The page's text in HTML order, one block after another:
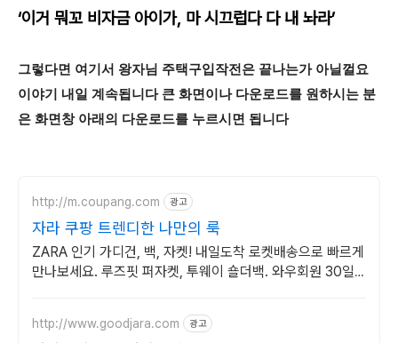
‘이거 뭐꼬 비자금 아이가, 마 시끄럽다 다 내 놔라’
그렇다면 여기서 왕자님 주택구입작전은 끝나는가 아닐껄요
이야기 내일 계속됩니다 큰 화면이나 다운로드를 원하시는 분
은 화면창 아래의 다운로드를 누르시면 됩니다
http://m.coupang.com 광고
자라 쿠팡 트렌디한 나만의 룩
ZARA 인기 가디건, 백, 자켓! 내일도착 로켓배송으로 빠르게
만나보세요. 루즈핏 퍼자켓, 투웨이 숄더백. 와우회원 30일
http://www.goodjara.com 광고